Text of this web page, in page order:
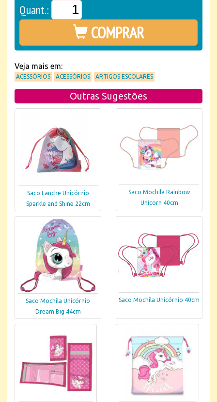
Quant.:
COMPRAR
Veja mais em:
ACESSÓRIOS ACESSÓRIOS ARTIGOS ESCOLARES
Outras Sugestões
Saco Lanche Unicórnio
Sparkle and Shine 22cm
Saco Mochila Rainbow
Unicorn 40cm
Saco Mochila Unicórnio
Dream Big 44cm
Saco Mochila Unicórnio 40cm